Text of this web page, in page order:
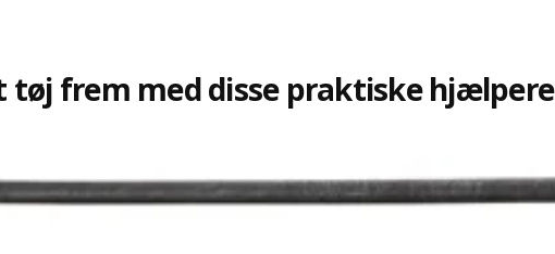
tøj frem med disse praktiske hjælpere